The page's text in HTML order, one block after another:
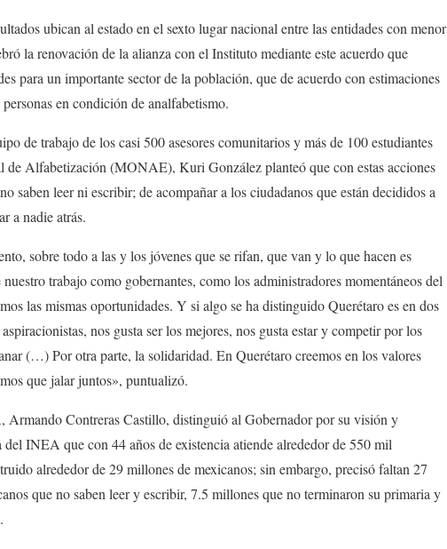
ubican al estado en el sexto lugar nacional entre las entidades con menor
la renovación de la alianza con el Instituto mediante este acuerdo que
para un importante sector de la población, que de acuerdo con estimaciones
en condición de analfabetismo.
de trabajo de los casi 500 asesores comunitarios y más de 100 estudiantes
Alfabetización (MONAE), Kuri González planteó que con estas acciones
saben leer ni escribir; de acompañar a los ciudadanos que están decididos a
a nadie atrás.
sobre todo a las y los jóvenes que se rifan, que van y lo que hacen es
trabajo como gobernantes, como los administradores momentáneos del
las mismas oportunidades. Y si algo se ha distinguido Querétaro es en dos
nos gusta ser los mejores, nos gusta estar y competir por los
(…) Por otra parte, la solidaridad. En Querétaro creemos en los valores
que jalar juntos», puntualizó.
Contreras Castillo, distinguió al Gobernador por su visión y
INEA que con 44 años de existencia atiende alrededor de 550 mil
alrededor de 29 millones de mexicanos; sin embargo, precisó faltan 27
que no saben leer y escribir, 7.5 millones que no terminaron su primaria y